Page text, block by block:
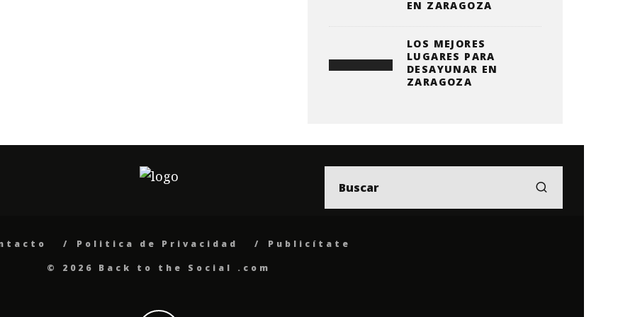
EN ZARAGOZA
LOS MEJORES
LUGARES PARA
DESAYUNAR EN
ZARAGOZA
Politica de Privacidad
Publicítate
© 2026 Back to the Social .com